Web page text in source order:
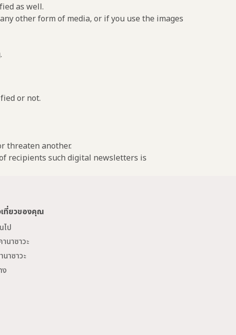
as well.
other form of media, or if you use the images
or not.
threaten another.
recipients such digital newsletters is
ที่ยวของคุณ
ไป
นาซาวะ
าซาวะ
ง